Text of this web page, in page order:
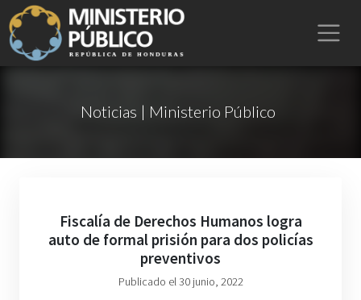
Noticias | Ministerio Público
Fiscalía de Derechos Humanos logra
auto de formal prisión para dos policías
preventivos
Publicado el 30 junio, 2022